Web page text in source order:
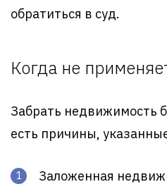
обратиться в суд.
Когда не
Забрать недвижимость
есть причины,
Заложенная